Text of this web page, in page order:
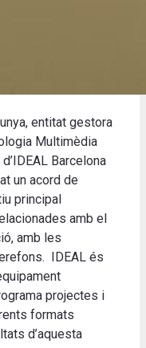
entitat gestora
Multimèdia
Barcelona
un acord de
principal
amb el
amb les
IDEAL és
projectes i
formats
d’aquesta